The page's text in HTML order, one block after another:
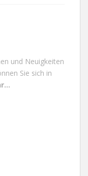
und Neuigkeiten
Sie sich in